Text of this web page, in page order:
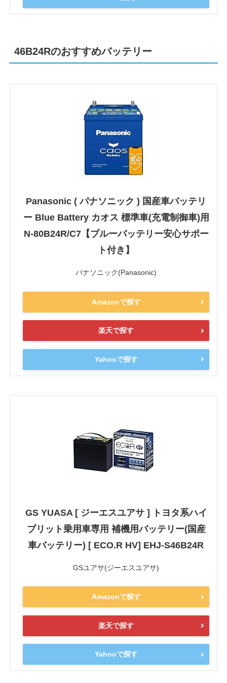
46B24Rのおすすめバッテリー
Panasonic ( パナソニック ) 国産車バッテリ
ー Blue Battery カオス 標準車(充電制御車)用
N-80B24R/C7【ブルーバッテリー安心サポー
ト付き】
パナソニック(Panasonic)
Amazonで探す
楽天で探す
Yahooで探す
GS YUASA [ ジーエスユアサ ] トヨタ系ハイ
ブリット乗用車専用 補機用バッテリー(国産
車バッテリー) [ ECO.R HV] EHJ-S46B24R
GSユアサ(ジーエスユアサ)
Amazonで探す
楽天で探す
Yahooで探す